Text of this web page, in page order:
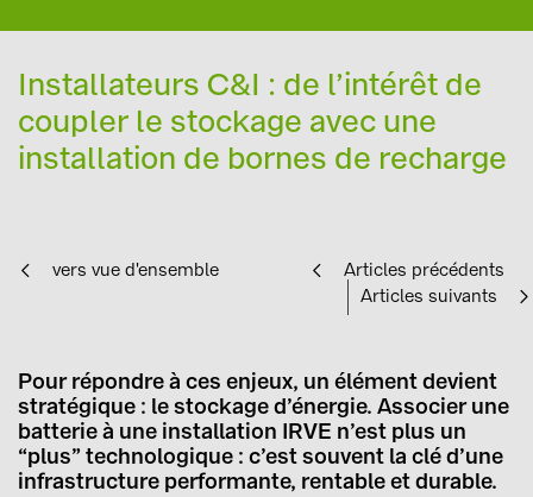
Installateurs C&I : de l’intérêt de
coupler le stockage avec une
installation de bornes de recharge
vers vue d'ensemble
Articles précédents
Articles suivants
Pour répondre à ces enjeux, un élément devient
stratégique : le stockage d’énergie. Associer une
batterie à une installation IRVE n’est plus un
“plus” technologique : c’est souvent la clé d’une
infrastructure performante, rentable et durable.